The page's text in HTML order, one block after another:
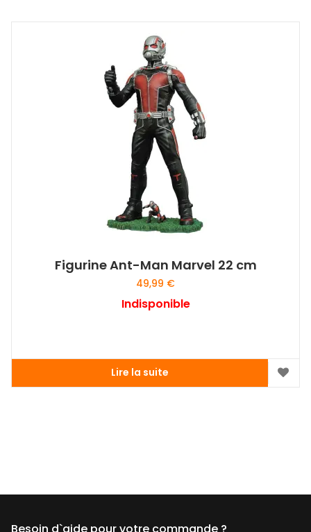
Figurine Ant-Man Marvel 22 cm
49,99 €
Indisponible
Lire la suite
Besoin d`aide pour votre commande ?